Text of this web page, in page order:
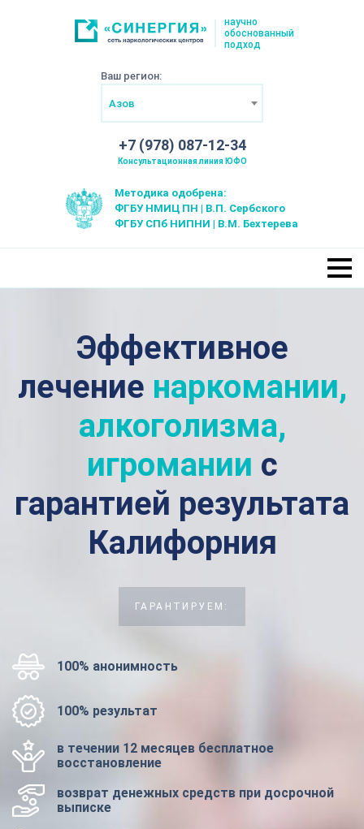
научно
обоснованный
подход
Ваш регион:
Азов
+7 (978) 087-12-34
Консультационная линия ЮФО
Методика одобрена:
ФГБУ НМИЦ ПН | В.П. Сербского
ФГБУ СПб НИПНИ | В.М. Бехтерева
Эффективное
лечение наркомании,
алкоголизма,
игромании с
гарантией результата
Калифорния
ГАРАНТИРУЕМ:
100% анонимность
100% результат
в течении 12 месяцев бесплатное
восстановление
возврат денежных средств при досрочной
выписке